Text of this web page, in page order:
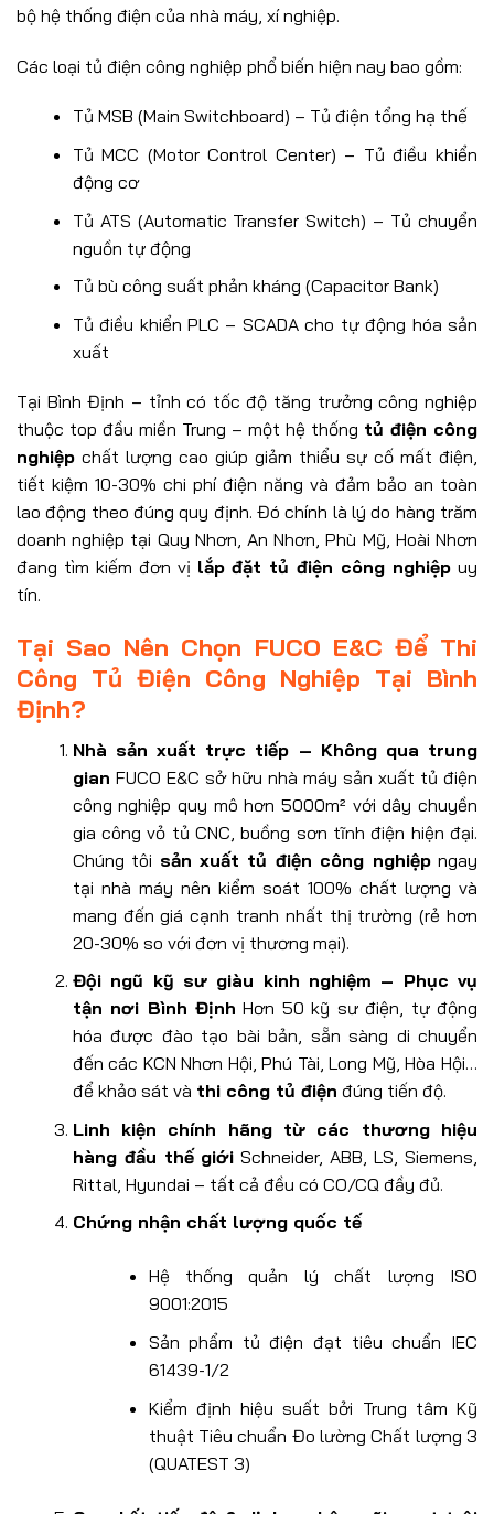
bộ hệ thống điện của nhà máy, xí nghiệp.
Các loại tủ điện công nghiệp phổ biến hiện nay bao gồm:
Tủ MSB (Main Switchboard) – Tủ điện tổng hạ thế
Tủ MCC (Motor Control Center) – Tủ điều khiển
động cơ
Tủ ATS (Automatic Transfer Switch) – Tủ chuyển
nguồn tự động
Tủ bù công suất phản kháng (Capacitor Bank)
Tủ điều khiển PLC – SCADA cho tự động hóa sản
xuất
Tại Bình Định – tỉnh có tốc độ tăng trưởng công nghiệp
thuộc top đầu miền Trung – một hệ thống tủ điện công
nghiệp chất lượng cao giúp giảm thiểu sự cố mất điện,
tiết kiệm 10-30% chi phí điện năng và đảm bảo an toàn
lao động theo đúng quy định. Đó chính là lý do hàng trăm
doanh nghiệp tại Quy Nhơn, An Nhơn, Phù Mỹ, Hoài Nhơn
đang tìm kiếm đơn vị lắp đặt tủ điện công nghiệp uy
tín.
Tại Sao Nên Chọn FUCO E&C Để Thi
Công Tủ Điện Công Nghiệp Tại Bình
Định?
Nhà sản xuất trực tiếp – Không qua trung
gian FUCO E&C sở hữu nhà máy sản xuất tủ điện
công nghiệp quy mô hơn 5000m² với dây chuyền
gia công vỏ tủ CNC, buồng sơn tĩnh điện hiện đại.
Chúng tôi sản xuất tủ điện công nghiệpngay
tại nhà máy nên kiểm soát 100% chất lượng và
mang đến giá cạnh tranh nhất thị trường (rẻ hơn
20-30% so với đơn vị thương mại).
Đội ngũ kỹ sư giàu kinh nghiệm – Phục vụ
tận nơi Bình Định Hơn 50 kỹ sư điện, tự động
hóa được đào tạo bài bản, sẵn sàng di chuyển
đến các KCN Nhơn Hội, Phú Tài, Long Mỹ, Hòa Hội…
để khảo sát và thi công tủ điện đúng tiến độ.
Linh kiện chính hãng từ các thương hiệu
hàng đầu thế giới Schneider, ABB, LS, Siemens,
Rittal, Hyundai – tất cả đều có CO/CQ đầy đủ.
Chứng nhận chất lượng quốc tế
Hệ thống quản lý chất lượng ISO
9001:2015
Sản phẩm tủ điện đạt tiêu chuẩn IEC
61439-1/2
Kiểm định hiệu suất bởi Trung tâm Kỹ
thuật Tiêu chuẩn Đo lường Chất lượng 3
(QUATEST 3)